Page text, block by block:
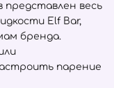
представлен весь
Elf Bar,
бренда.
парение